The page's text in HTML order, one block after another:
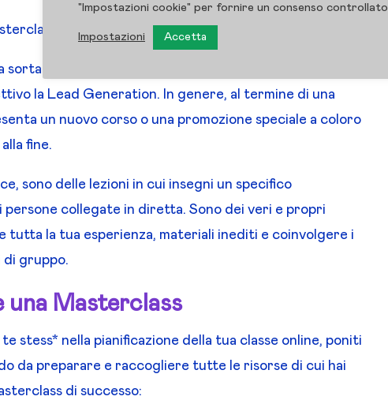
gratuita e a pagamento.
sorta di Webinar esclusivi strutturati con una fase di
la Lead Generation. In genere, al termine di una
un nuovo corso o una promozione speciale a coloro
fine.
sono delle lezioni in cui insegni un specifico
persone collegate in diretta. Sono dei veri e propri
tutta la tua esperienza, materiali inediti e coinvolgere i
di gruppo.
una Masterclass
stess* nella pianificazione della tua classe online, poniti
da preparare e raccogliere tutte le risorse di cui hai
di successo:
"Impostazioni cookie" per fornire un consenso controllato.
Impostazioni Accetta